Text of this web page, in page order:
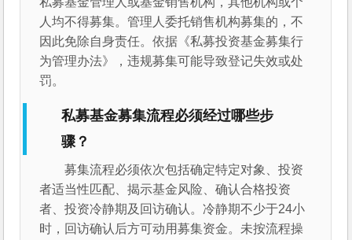
人均不得募集。管理人委托销售机构募集的，不
因此免除自身责任。依据《私募投资基金募集行
为管理办法》，违规募集可能导致登记失效或处
罚。
私募基金募集流程必须经过哪些步
骤？
募集流程必须依次包括确定特定对象、投资
者适当性匹配、揭示基金风险、确认合格投资
者、投资冷静期及回访确认。冷静期不少于24小
时，回访确认后方可动用募集资金。未按流程操